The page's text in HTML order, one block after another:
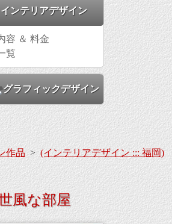
インテリアデザイン
容 ＆ 料金
覧
グラフィックデザイン
作品 >(インテリアデザイン ::: 福岡)
風な部屋